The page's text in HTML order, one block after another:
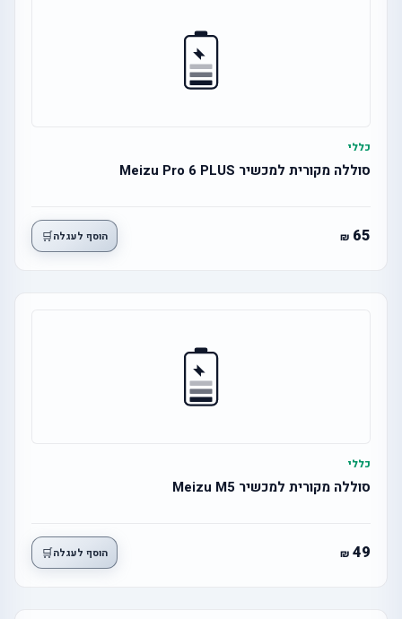
כללי
סוללה מקורית למכשיר Meizu Pro 6 PLUS
65 הוסף לעגלה🛒
כללי
סוללה מקורית למכשיר Meizu M5
49 הוסף לעגלה🛒